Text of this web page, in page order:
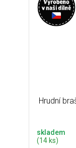
Hrudní
skladem
(14 ks)